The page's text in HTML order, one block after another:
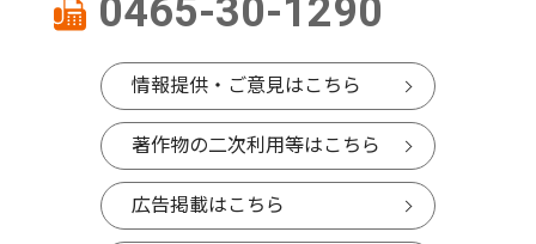
0465-30-1290
情報提供・ご意見はこちら
著作物の二次利用等はこちら
広告掲載はこちら